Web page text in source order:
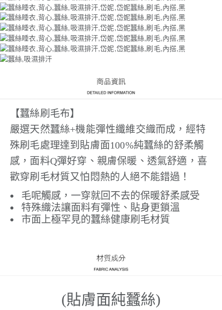
【蠶絲刷毛布】
嚴選天然蠶絲+機能彈性纖維交織而成，經特
殊刷毛處理達到貼膚面100%純蠶絲的舒柔觸
感，面料Q彈好穿、親膚保暖、透氣舒適，喜
歡穿刷毛材質又怕悶熱的人絕不能錯過！
毛呢觸感，一穿就回不去的保暖舒柔感受
特殊織法讓面料有彈性、貼身更鎖溫
市面上極罕見的蠶絲健康刷毛材質
(貼膚面純蠶絲)